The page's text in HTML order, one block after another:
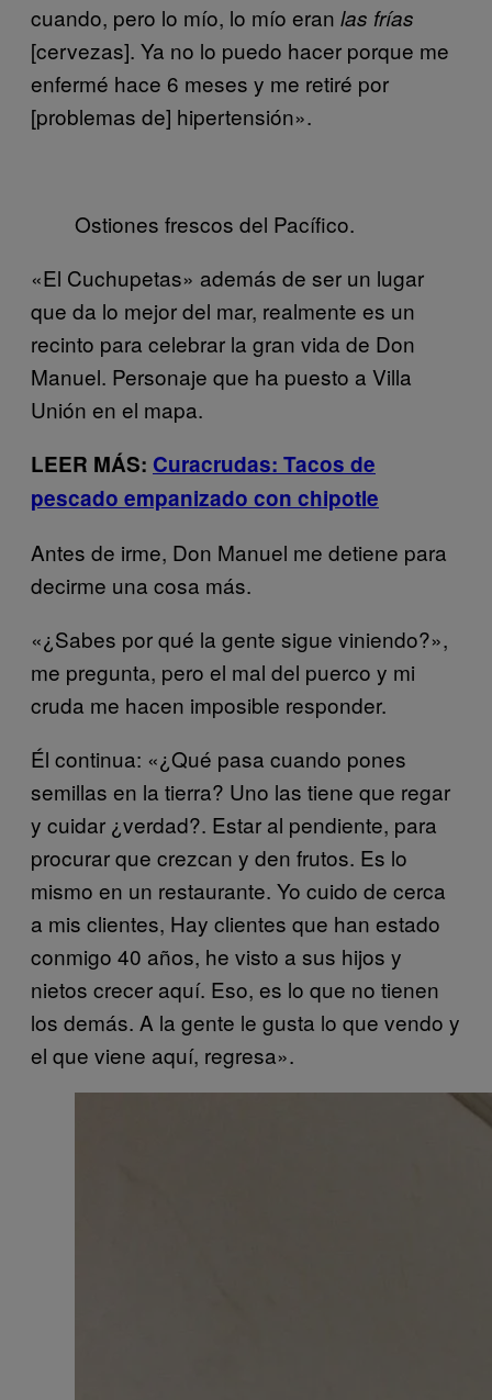
cuando, pero lo mío, lo mío eran las frías
[cervezas]. Ya no lo puedo hacer porque me
enfermé hace 6 meses y me retiré por
[problemas de] hipertensión».
Ostiones frescos del Pacífico.
«El Cuchupetas» además de ser un lugar
que da lo mejor del mar, realmente es un
recinto para celebrar la gran vida de Don
Manuel. Personaje que ha puesto a Villa
Unión en el mapa.
LEER MÁS: Curacrudas: Tacos de
pescado empanizado con chipotle
Antes de irme, Don Manuel me detiene para
decirme una cosa más.
«¿Sabes por qué la gente sigue viniendo?»,
me pregunta, pero el mal del puerco y mi
cruda me hacen imposible responder.
Él continua: «¿Qué pasa cuando pones
semillas en la tierra? Uno las tiene que regar
y cuidar ¿verdad?. Estar al pendiente, para
procurar que crezcan y den frutos. Es lo
mismo en un restaurante. Yo cuido de cerca
a mis clientes, Hay clientes que han estado
conmigo 40 años, he visto a sus hijos y
nietos crecer aquí. Eso, es lo que no tienen
los demás. A la gente le gusta lo que vendo y
el que viene aquí, regresa».